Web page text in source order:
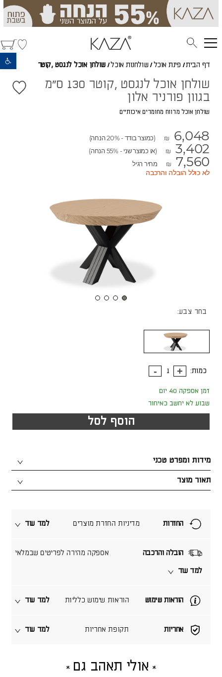
פתח סרגל נגישות
דף הבית/ פינת אוכל / שולחנות אוכל/ שולחן אוכל לנגסט ,קוטר
שולחן אוכל לנגסט ,קוטר 130 ס"מ
בגוון פורניר אלון
שולחן אוכל מרווח מחומרים איכותיים
₪ 6,048 (כמוצר בודד - 20% הנחה)
₪ 3,402 (או כמוצר שני - 55% הנחה)
₪ 7,560 מחיר רגיל
לא כולל הובלה והרכבה
בחר צבע:
כמות:
זמן אספקה 40 יום
שבוע לא יחשב כאיחור
הוסף לסל
תאור מוצר
מידות ומפרט טכני
אחריות תקופת אחריות למד עוד
הוראות שימוש הוראות שימוש כלליות למד עוד
הובלה והרכבה אספקה מהירה לפריטים שבמלאי
למד עוד
החזרות מדיניות החזרת מוצרים למד עוד
אולי תאהב גם